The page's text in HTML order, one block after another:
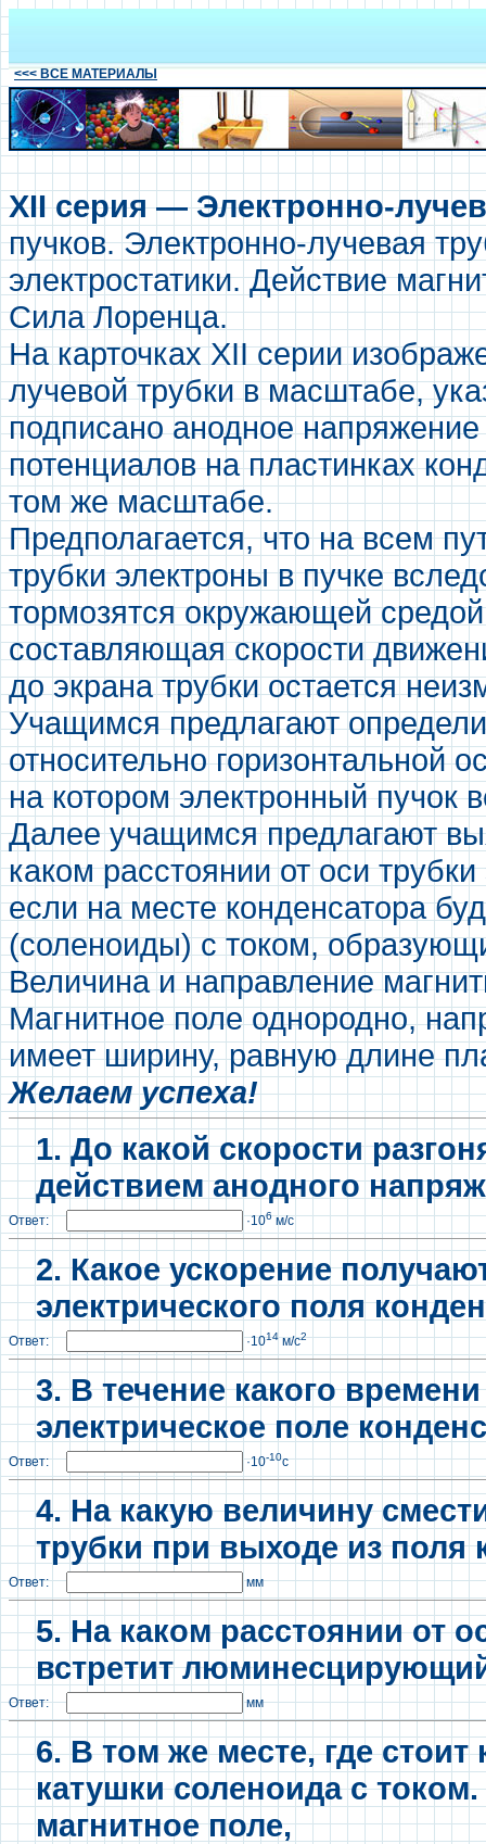
<<< ВСЕ МАТЕРИАЛЫ
XII серия — Электронно-
пучков. Электронно-лучевая
электростатики. Действие
Сила Лоренца.
На карточках XII серии
лучевой трубки в масштабе,
подписано анодное напряжение
потенциалов на пластинках
том же масштабе.
Предполагается, что на всем
трубки электроны в пучке
тормозятся окружающей
составляющая скорости
до экрана трубки остается
Учащимся предлагают
относительно горизонтальной
на котором электронный пучок
Далее учащимся предлагают
каком расстоянии от оси
если на месте конденсатора
(соленоиды) с током,
Величина и направление
Магнитное поле однородно,
имеет ширину, равную длине
Желаем успеха!
1. До какой скорости
действием анодного
Ответ: ·106м/с
2. Какое ускорение
электрического поля
Ответ: ·1014м/с2
3. В течение какого
электрическое поле
Ответ: ·10-10с
4. На какую величину
трубки при выходе из поля
Ответ: мм
5. На каком расстоянии от
встретит
Ответ: мм
6. В том же месте, где
катушки соленоида с
магнитное поле,